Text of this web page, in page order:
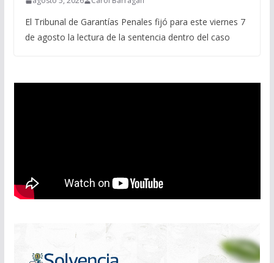
El Tribunal de Garantías Penales fijó para este viernes 7
de agosto la lectura de la sentencia dentro del caso